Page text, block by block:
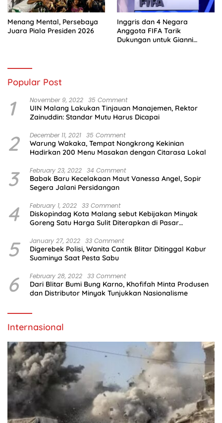
Menang Mental, Persebaya
Juara Piala Presiden 2026
Inggris dan 4 Negara
Anggota FIFA Tarik
Dukungan untuk Gianni
Popular Post
1 November 9, 2022 35 Comment
UIN Malang Lakukan Tinjauan Manajemen, Rektor
Zainuddin: Standar Mutu Harus Dicapai
2 December 11, 2021 35 Comment
Warung Wakaka, Tempat Nongkrong Kekinian
Hadirkan 200 Menu Masakan dengan Citarasa Lokal
3 February 23, 2022 34 Comment
Babak Baru Kecelakaan Maut Vanessa Angel, Sopir
Segera Jalani Persidangan
4 February 1, 2022 33 Comment
Diskopindag Kota Malang sebut Kebijakan Minyak
Goreng Satu Harga Sulit Diterapkan di Pasar
5 January 27, 2022 33 Comment
Digerebek Polisi, Wanita Cantik Blitar Ditinggal Kabur
Suaminya Saat Pesta Sabu
6 February 28, 2022 33 Comment
Dari Blitar Bumi Bung Karno, Khofifah Minta Produsen
dan Distributor Minyak Tunjukkan Nasionalisme
Internasional